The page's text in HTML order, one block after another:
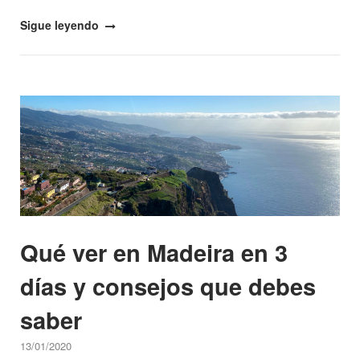
"La
alquilar
coche
en
las
Azores"
Sigue leyendo
Open post
Qué ver en Madeira en 3
días y consejos que debes
saber
13/01/2020